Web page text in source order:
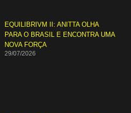
EQUILIBRIVM II: ANITTA OLHA
PARA O BRASIL E ENCONTRA UMA
NOVA FORÇA
29/07/2026